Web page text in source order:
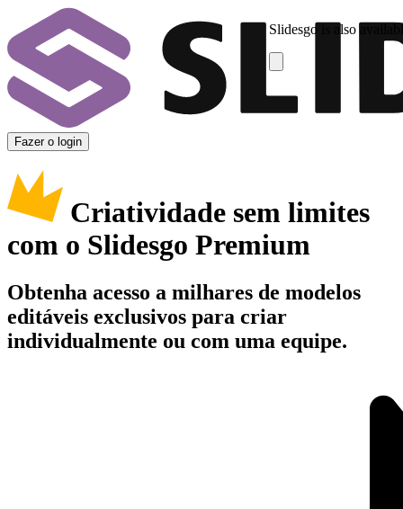
Slidesgo is also
Fazer o login
Criatividade sem limites
com o Slidesgo Premium
Obtenha acesso a milhares de modelos
editáveis exclusivos para criar
individualmente ou com uma equipe.